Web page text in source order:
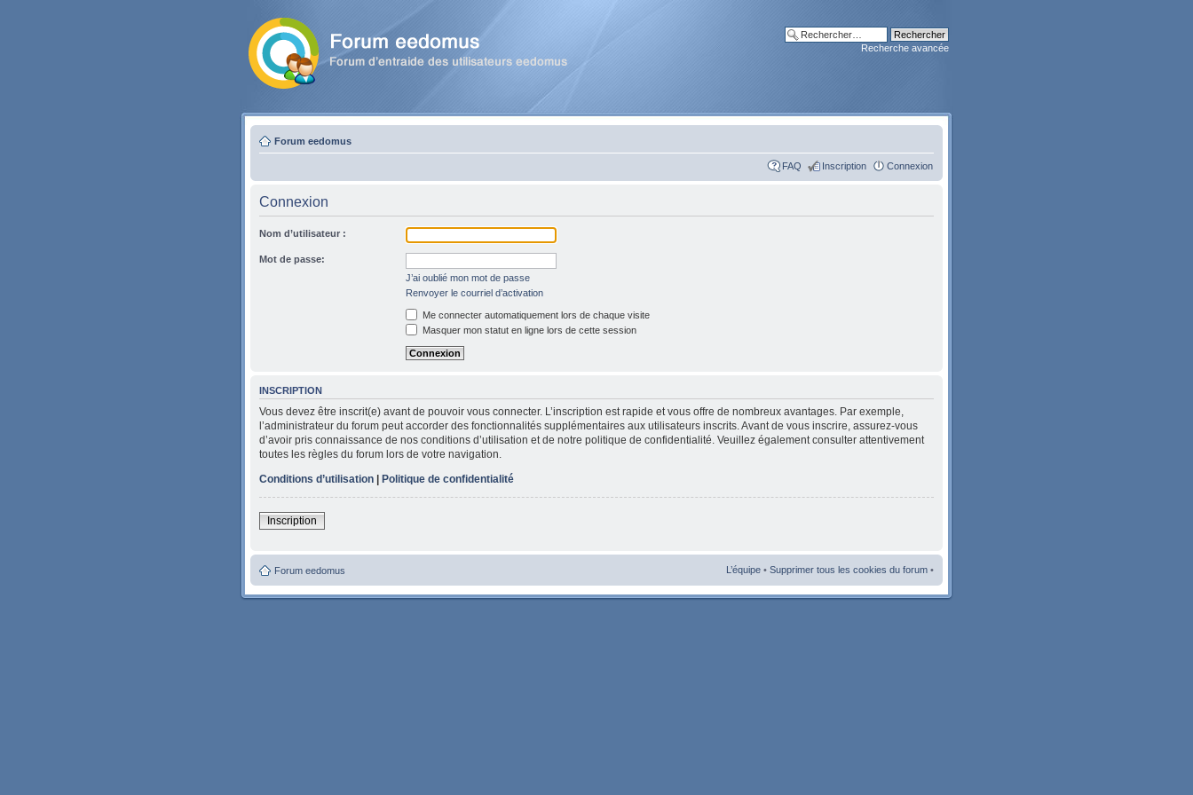
Recherche avancée
Forum eedomus
FAQ Inscription Connexion
Connexion
Nom d’utilisateur :
Mot de passe:
J’ai oublié mon mot de passe
Renvoyer le courriel d’activation
Me connecter automatiquement lors de chaque visite
Masquer mon statut en ligne lors de cette session
INSCRIPTION
Vous devez être inscrit(e) avant de pouvoir vous connecter. L’inscription est rapide et vous offre de nombreux avantages. Par exemple,
l’administrateur du forum peut accorder des fonctionnalités supplémentaires aux utilisateurs inscrits. Avant de vous inscrire, assurez-vous
d’avoir pris connaissance de nos conditions d’utilisation et de notre politique de confidentialité. Veuillez également consulter attentivement
toutes les règles du forum lors de votre navigation.
Conditions d’utilisation | Politique de confidentialité
Inscription
Forum eedomus L’équipe • Supprimer tous les cookies du forum •